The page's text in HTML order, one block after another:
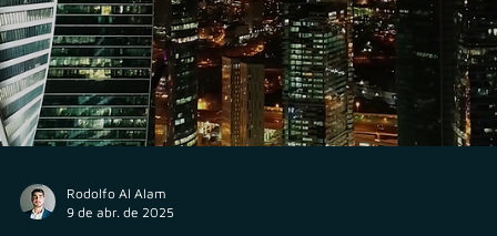
Rodolfo Al Alam
14 de abr. de 2025
Consultor CVM
Atividade de Consultoria CVM cresce 155% nos